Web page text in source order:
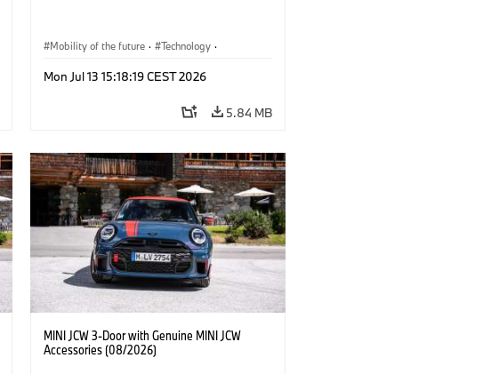
Mobility of the future · Technology ·
Mon Jul 13 15:18:19 CEST 2026
5.84 MB
MINI JCW 3-Door with Genuine MINI JCW
Accessories (08/2026)